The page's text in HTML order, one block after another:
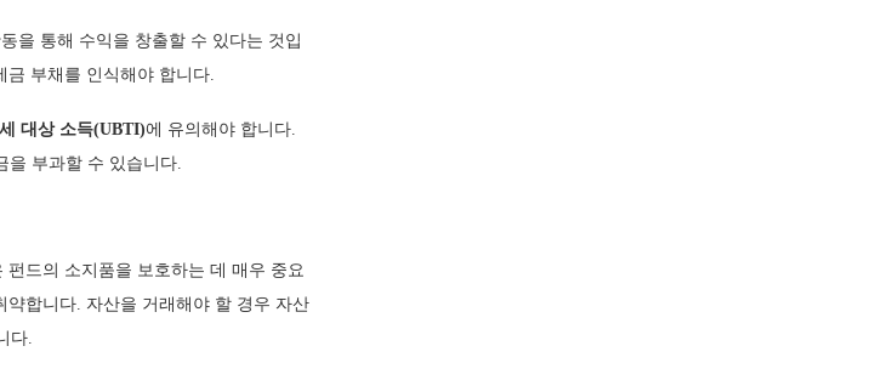
을 통해 수익을 창출할 수 있다는 것입
금 부채를 인식해야 합니다.
대상 소득(UBTI)에 유의해야 합니다.
을 부과할 수 있습니다.
펀드의 소지품을 보호하는 데 매우 중요
약합니다. 자산을 거래해야 할 경우 자산
다.